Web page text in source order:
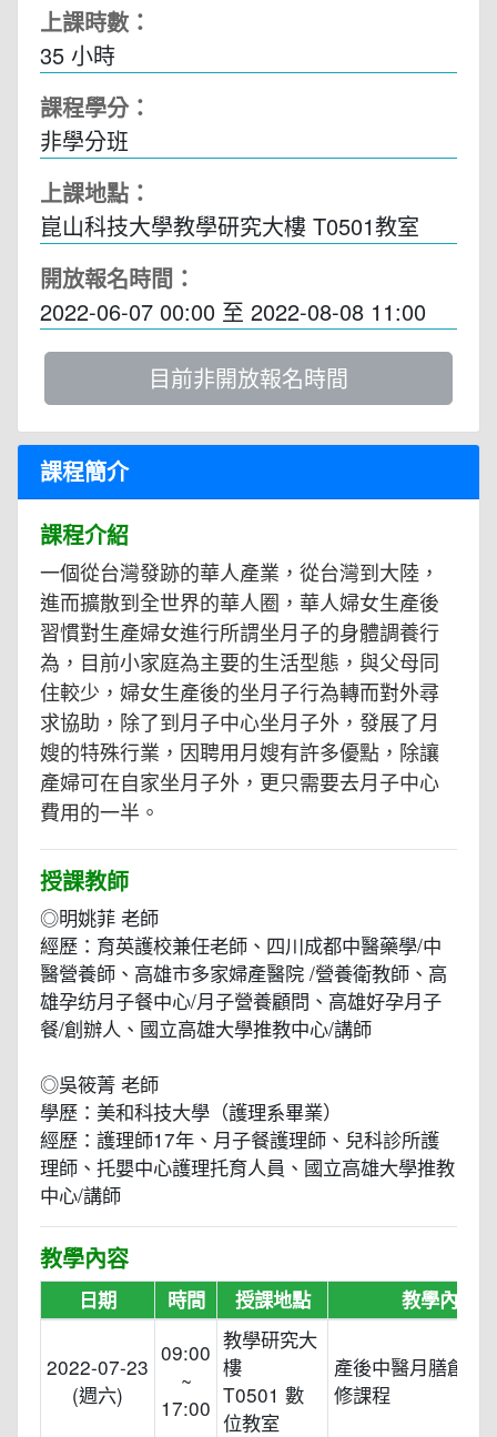
上課時數：
35 小時
課程學分：
非學分班
上課地點：
崑山科技大學教學研究大樓 T0501教室
開放報名時間：
2022-06-07 00:00 至 2022-08-08 11:00
目前非開放報名時間
課程簡介
課程介紹
一個從台灣發跡的華人產業，從台灣到大陸，
進而擴散到全世界的華人圈，華人婦女生產後
習慣對生產婦女進行所謂坐月子的身體調養行
為，目前小家庭為主要的生活型態，與父母同
住較少，婦女生產後的坐月子行為轉而對外尋
求協助，除了到月子中心坐月子外，發展了月
嫂的特殊行業，因聘用月嫂有許多優點，除讓
產婦可在自家坐月子外，更只需要去月子中心
費用的一半。
授課教師
◎明姚菲 老師
經歷：育英護校兼任老師、四川成都中醫藥學/中
醫營養師、高雄市多家婦產醫院 /營養衛教師、高
雄孕纺月子餐中心/月子營養顧問、高雄好孕月子
餐/創辦人、國立高雄大學推教中心/講師
◎吳筱菁 老師
學歷：美和科技大學（護理系畢業）
經歷：護理師17年、月子餐護理師、兒科診所護
理師、托嬰中心護理托育人員、國立高雄大學推教
中心/講師
教學內容
日期 時間 授課地點 教學內容
2022-07-23
(週六)
09:00
~
17:00
教學研究大
樓
T0501 數
位教室
產後中醫月膳創意
修課程